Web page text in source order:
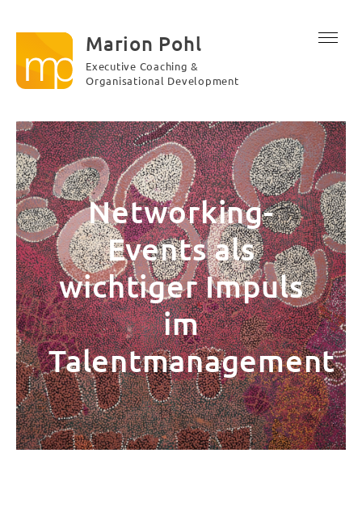
Marion Pohl
Executive Coaching &
Organisational Development
Networking-
Events als
wichtiger Impuls
im
Talentmanagement